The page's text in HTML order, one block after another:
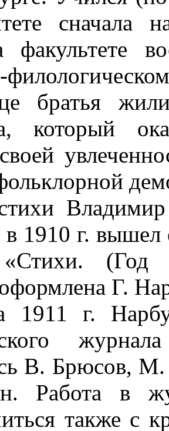
сначала
факультете
братья
который
в 1910 г.
(Год
Г.
1911 г.
В. Брюсов,
Работа в
также с